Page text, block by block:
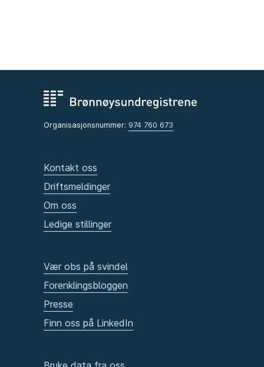
Organisasjonsnummer: 974 760 673
Kontakt oss
Driftsmeldinger
Om oss
Ledige stillinger
Vær obs på svindel
Forenklingsbloggen
Presse
Finn oss på LinkedIn